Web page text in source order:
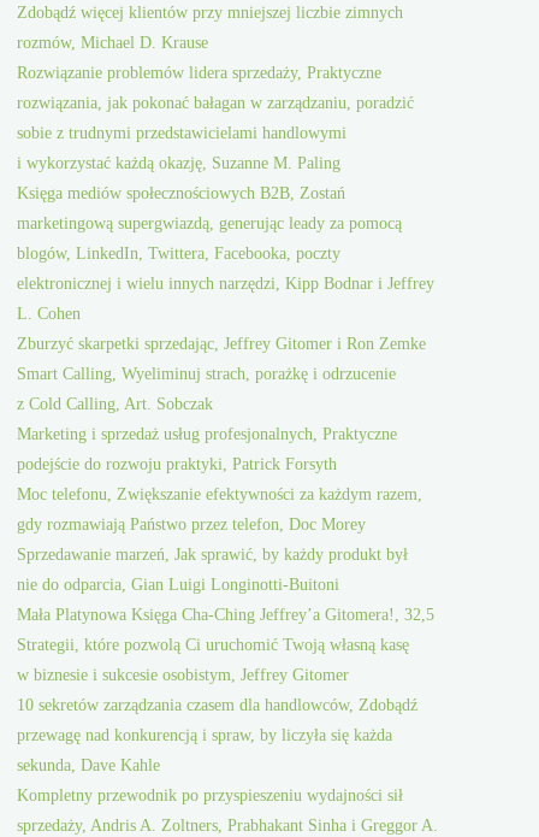
Zdobądź więcej klientów przy mniejszej liczbie zimnych
rozmów, Michael D. Krause
Rozwiązanie problemów lidera sprzedaży, Praktyczne
rozwiązania, jak pokonać bałagan w zarządzaniu, poradzić
sobie z trudnymi przedstawicielami handlowymi
i wykorzystać każdą okazję, Suzanne M. Paling
Księga mediów społecznościowych B2B, Zostań
marketingową supergwiazdą, generując leady za pomocą
blogów, LinkedIn, Twittera, Facebooka, poczty
elektronicznej i wielu innych narzędzi, Kipp Bodnar i Jeffrey
L. Cohen
Zburzyć skarpetki sprzedając, Jeffrey Gitomer i Ron Zemke
Smart Calling, Wyeliminuj strach, porażkę i odrzucenie
z Cold Calling, Art. Sobczak
Marketing i sprzedaż usług profesjonalnych, Praktyczne
podejście do rozwoju praktyki, Patrick Forsyth
Moc telefonu, Zwiększanie efektywności za każdym razem,
gdy rozmawiają Państwo przez telefon, Doc Morey
Sprzedawanie marzeń, Jak sprawić, by każdy produkt był
nie do odparcia, Gian Luigi Longinotti-Buitoni
Mała Platynowa Księga Cha-Ching Jeffrey’a Gitomera!, 32,5
Strategii, które pozwolą Ci uruchomić Twoją własną kasę
w biznesie i sukcesie osobistym, Jeffrey Gitomer
10 sekretów zarządzania czasem dla handlowców, Zdobądź
przewagę nad konkurencją i spraw, by liczyła się każda
sekunda, Dave Kahle
Kompletny przewodnik po przyspieszeniu wydajności sił
sprzedaży, Andris A. Zoltners, Prabhakant Sinha i Greggor A.